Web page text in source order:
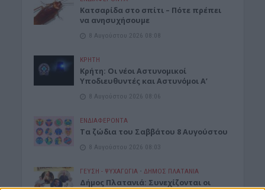
Κατσαρίδα στο σπίτι – Πότε πρέπει
να ανησυχήσουμε
8 Αυγούστου 2026 08:08
ΚΡΗΤΗ
Κρήτη: Οι νέοι Αστυνομικοί
Υποδιευθυντές και Αστυνόμοι Α’
8 Αυγούστου 2026 08:06
ΕΝΔΙΑΦΕΡΟΝΤΑ
Tα ζώδια του Σαββάτου 8 Αυγούστου
8 Αυγούστου 2026 08:03
ΓΕΎΣΗ - ΨΥΧΑΓΩΓΊΑ • ΔΉΜΟΣ ΠΛΑΤΑΝΙΆ
Δήμος Πλατανιά: Συνεχίζονται οι